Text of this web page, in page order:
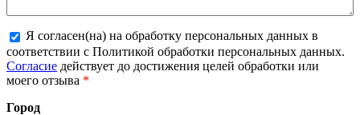
Более подробная информация о текстовых форматах
Я согласен(на) на обработку персональных данных в
соответствии с Политикой обработки персональных данных.
Согласие действует до достижения целей обработки или
моего отзыва *
Город